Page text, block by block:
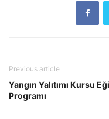
Previous article
Yangın Yalıtımı Kursu
Programı